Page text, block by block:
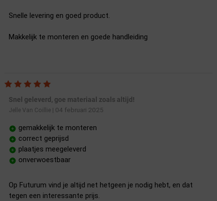
Snelle levering en goed product.
Makkelijk te monteren en goede handleiding
Snel geleverd, goe materiaal zoals altijd!
Jelle Van Coillie| 04 februari 2025
gemakkelijk te monteren
correct geprijsd
plaatjes meegeleverd
onverwoestbaar
Op Futurum vind je altijd net hetgeen je nodig hebt, en dat
tegen een interessante prijs.